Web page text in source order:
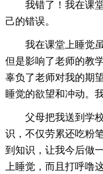
我错了！我在课
己的错误。
我在课堂上睡觉
但是影响了老师的教
辜负了老师对我的期
睡觉的欲望和冲动。
父母把我送到学
识，不仅劳累还吃粉
到知识，让我今后做
上睡觉，而且打呼噜